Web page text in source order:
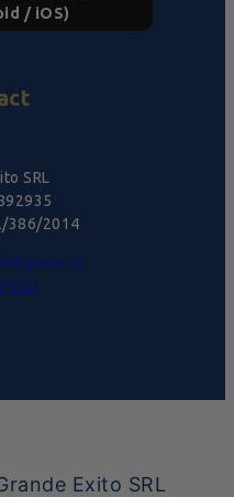
/ iOS)
SRL
386/2014
Exito SRL